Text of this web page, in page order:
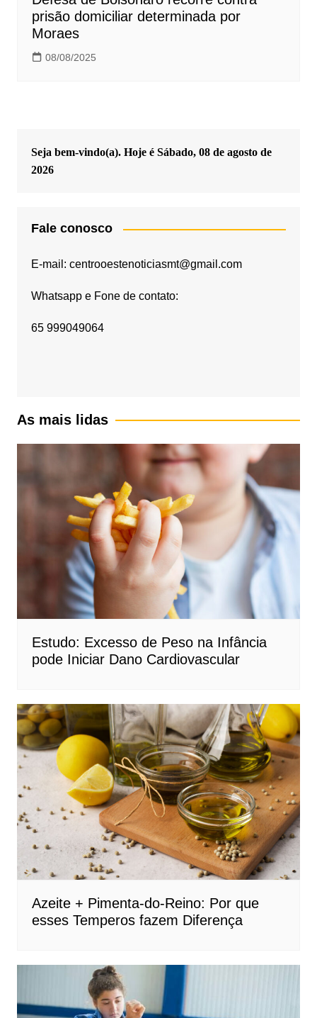
prisão domiciliar determinada por
Moraes
08/08/2025
Seja bem-vindo(a). Hoje é Sábado, 08 de agosto de
2026
Fale conosco
E-mail: centrooestenoticiasmt@gmail.com
Whatsapp e Fone de contato:
65 999049064
As mais lidas
Estudo: Excesso de Peso na Infância
pode Iniciar Dano Cardiovascular
Azeite + Pimenta-do-Reino: Por que
esses Temperos fazem Diferença